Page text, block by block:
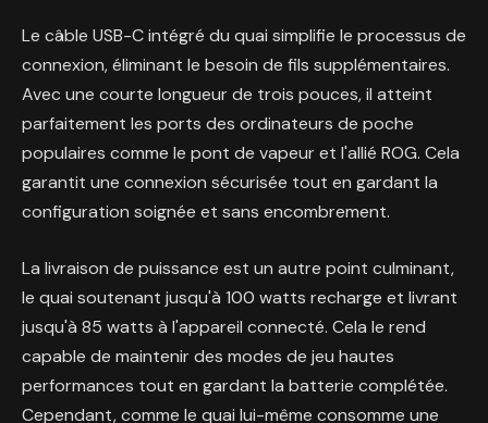
Le câble USB-C intégré du quai simplifie le processus de
connexion, éliminant le besoin de fils supplémentaires.
Avec une courte longueur de trois pouces, il atteint
parfaitement les ports des ordinateurs de poche
populaires comme le pont de vapeur et l'allié ROG. Cela
garantit une connexion sécurisée tout en gardant la
configuration soignée et sans encombrement.
La livraison de puissance est un autre point culminant,
le quai soutenant jusqu'à 100 watts recharge et livrant
jusqu'à 85 watts à l'appareil connecté. Cela le rend
capable de maintenir des modes de jeu hautes
performances tout en gardant la batterie complétée.
Cependant, comme le quai lui-même consomme une